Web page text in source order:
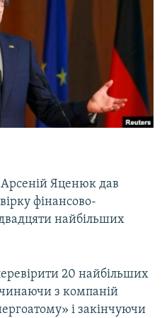
Яценюк дав
фінансово-
двадцяти найбільших
20 найбільших
з компаній
і закінчуючи